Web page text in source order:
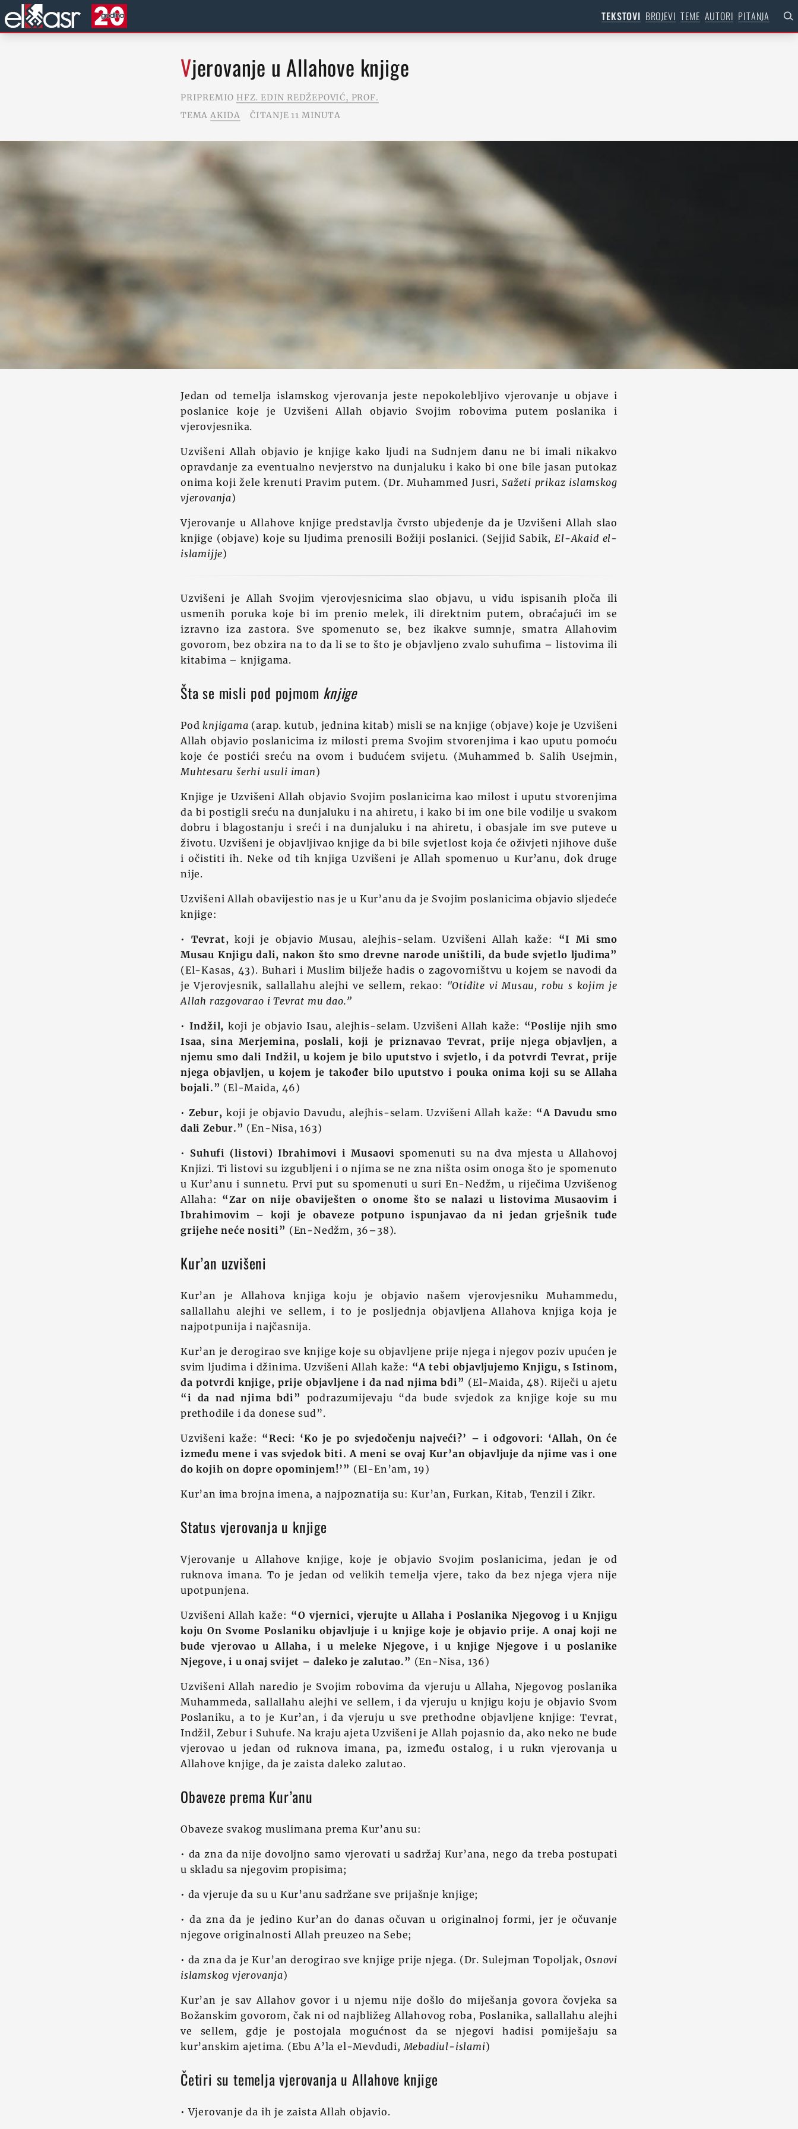
TEKSTOVI BROJEVI TEME AUTORI PITANJA
Vjerovanje u Allahove knjige
PRIPREMIO HFZ. EDIN REDŽEPOVIĆ, PROF.
TEMA AKIDA ČITANJE 11 MINUTA
Jedan od temelja islamskog vjerovanja jeste nepokolebljivo vjerovanje u objave i
poslanice koje je Uzvišeni Allah objavio Svojim robovima putem poslanika i
vjerovjesnika.
Uzvišeni Allah objavio je knjige kako ljudi na Sudnjem danu ne bi imali nikakvo
opravdanje za eventualno nevjerstvo na dunjaluku i kako bi one bile jasan putokaz
onima koji žele krenuti Pravim putem. (Dr. Muhammed Jusri,Sažeti prikaz islamskog
vjerovanja)
Vjerovanje u Allahove knjige predstavlja čvrsto ubjeđenje da je Uzvišeni Allah slao
knjige (objave) koje su ljudima prenosili Božiji poslanici. (Sejjid Sabik,El-Akaid el-
islamijje)
Uzvišeni je Allah Svojim vjerovjesnicima slao objavu, u vidu ispisanih ploča ili
usmenih poruka koje bi im prenio melek, ili direktnim putem, obraćajući im se
izravno iza zastora. Sve spomenuto se, bez ikakve sumnje, smatra Allahovim
govorom, bez obzira na to da li se to što je objavljeno zvalo suhufima – listovima ili
kitabima – knjigama.
Šta se misli pod pojmom knjige
Podknjigama (arap. kutub, jednina kitab) misli se na knjige (objave) koje je Uzvišeni
Allah objavio poslanicima iz milosti prema Svojim stvorenjima i kao uputu pomoću
koje će postići sreću na ovom i budućem svijetu. (Muhammed b. Salih Usejmin,
Muhtesaru šerhi usuli iman)
Knjige je Uzvišeni Allah objavio Svojim poslanicima kao milost i uputu stvorenjima
da bi postigli sreću na dunjaluku i na ahiretu, i kako bi im one bile vodilje u svakom
dobru i blagostanju i sreći i na dunjaluku i na ahiretu, i obasjale im sve puteve u
životu. Uzvišeni je objavljivao knjige da bi bile svjetlost koja će oživjeti njihove duše
i očistiti ih. Neke od tih knjiga Uzvišeni je Allah spomenuo u Kur’anu, dok druge
nije.
Uzvišeni Allah obavijestio nas je u Kur’anu da je Svojim poslanicima objavio sljedeće
knjige:
• Tevrat, koji je objavio Musau, alejhis-selam. Uzvišeni Allah kaže: “I Mi smo
Musau Knjigu dali, nakon što smo drevne narode uništili, da bude svjetlo ljudima”
(El-Kasas, 43). Buhari i Muslim bilježe hadis o zagovorništvu u kojem se navodi da
je Vjerovjesnik, sallallahu alejhi ve sellem, rekao: "Otiđite vi Musau, robu s kojim je
Allah razgovarao i Tevrat mu dao.”
• Indžil, koji je objavio Isau, alejhis-selam. Uzvišeni Allah kaže: “Poslije njih smo
Isaa, sina Merjemina, poslali, koji je priznavao Tevrat, prije njega objavljen, a
njemu smo dali Indžil, u kojem je bilo uputstvo i svjetlo, i da potvrdi Tevrat, prije
njega objavljen, u kojem je također bilo uputstvo i pouka onima koji su se Allaha
bojali.” (El-Maida, 46)
• Zebur, koji je objavio Davudu, alejhis-selam. Uzvišeni Allah kaže: “A Davudu smo
dali Zebur.” (En-Nisa, 163)
• Suhufi (listovi) Ibrahimovi i Musaovispomenuti su na dva mjesta u Allahovoj
Knjizi. Ti listovi su izgubljeni i o njima se ne zna ništa osim onoga što je spomenuto
u Kur’anu i sunnetu. Prvi put su spomenuti u suri En-Nedžm, u riječima Uzvišenog
Allaha: “Zar on nije obaviješten o onome što se nalazi u listovima Musaovim i
Ibrahimovim – koji je obaveze potpuno ispunjavao da ni jedan grješnik tuđe
grijehe neće nositi” (En-Nedžm, 36–38).
Kur’an uzvišeni
Kur’an je Allahova knjiga koju je objavio našem vjerovjesniku Muhammedu,
sallallahu alejhi ve sellem, i to je posljednja objavljena Allahova knjiga koja je
najpotpunija i najčasnija.
Kur’an je derogirao sve knjige koje su objavljene prije njega i njegov poziv upućen je
svim ljudima i džinima. Uzvišeni Allah kaže: “A tebi objavljujemo Knjigu, s Istinom,
da potvrdi knjige, prije objavljene i da nad njima bdi” (El-Maida, 48). Riječi u ajetu
“i da nad njima bdi”
podrazumijevaju “da bude svjedok za knjige koje su mu
prethodile i da donese sud”.
Uzvišeni kaže: “Reci: ‘Ko je po svjedočenju najveći?’ – i odgovori: ‘Allah, On će
između mene i vas svjedok biti. A meni se ovaj Kur’an objavljuje da njime vas i one
do kojih on dopre opominjem!’” (El-En’am, 19)
Kur’an ima brojna imena, a najpoznatija su: Kur’an, Furkan, Kitab, Tenzil i Zikr.
Status vjerovanja u knjige
Vjerovanje u Allahove knjige, koje je objavio Svojim poslanicima, jedan je od
ruknova imana. To je jedan od velikih temelja vjere, tako da bez njega vjera nije
upotpunjena.
Uzvišeni Allah kaže: “O vjernici, vjerujte u Allaha i Poslanika Njegovog i u Knjigu
koju On Svome Poslaniku objavljuje i u knjige koje je objavio prije. A onaj koji ne
bude vjerovao u Allaha, i u meleke Njegove, i u knjige Njegove i u poslanike
Njegove, i u onaj svijet – daleko je zalutao.” (En-Nisa, 136)
Uzvišeni Allah naredio je Svojim robovima da vjeruju u Allaha, Njegovog poslanika
Muhammeda, sallallahu alejhi ve sellem, i da vjeruju u knjigu koju je objavio Svom
Poslaniku, a to je Kur’an, i da vjeruju u sve prethodne objavljene knjige: Tevrat,
Indžil, Zebur i Suhufe. Na kraju ajeta Uzvišeni je Allah pojasnio da, ako neko ne bude
vjerovao u jedan od ruknova imana, pa, između ostalog, i u rukn vjerovanja u
Allahove knjige, da je zaista daleko zalutao.
Obaveze prema Kur’anu
Obaveze svakog muslimana prema Kur’anu su:
• da zna da nije dovoljno samo vjerovati u sadržaj Kur’ana, nego da treba postupati
u skladu sa njegovim propisima;
• da vjeruje da su u Kur’anu sadržane sve prijašnje knjige;
• da zna da je jedino Kur’an do danas očuvan u originalnoj formi, jer je očuvanje
njegove originalnosti Allah preuzeo na Sebe;
• da zna da je Kur’an derogirao sve knjige prije njega. (Dr. Sulejman Topoljak,Osnovi
islamskog vjerovanja)
Kur’an je sav Allahov govor i u njemu nije došlo do miješanja govora čovjeka sa
Božanskim govorom, čak ni od najbližeg Allahovog roba, Poslanika, sallallahu alejhi
ve sellem, gdje je postojala mogućnost da se njegovi hadisi pomiješaju sa
kur’anskim ajetima. (Ebu A’la el-Mevdudi,Mebadiul-islami)
Četiri su temelja vjerovanja u Allahove knjige
• Vjerovanje da ih je zaista Allah objavio.